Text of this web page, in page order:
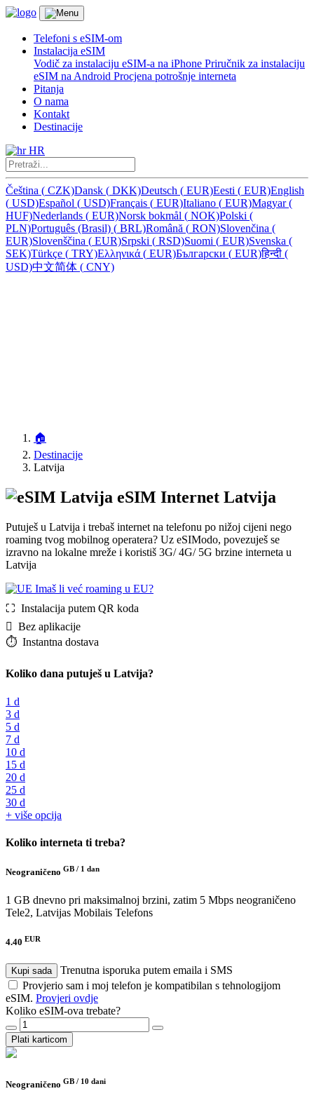
Telefoni s eSIM-om
Instalacija eSIM
Vodič za instalaciju eSIM-a na iPhone Priručnik za instalaciju
eSIM na Android Procjena potrošnje interneta
Pitanja
O nama
Kontakt
Destinacije
HR
Čeština ( CZK)Dansk ( DKK)Deutsch ( EUR)Eesti ( EUR)English
( USD)Español ( USD)Français ( EUR)Italiano ( EUR)Magyar(
HUF)Nederlands ( EUR)Norsk bokmål ( NOK)Polski (
PLN)Português (Brasil) ( BRL)Română ( RON)Slovenčina (
EUR)Slovenščina ( EUR)Srpski ( RSD)Suomi ( EUR)Svenska (
SEK)Türkçe ( TRY)Ελληνικά ( EUR)Български ( EUR)हिन्दी (
USD)中文简体 ( CNY)
🏠
Destinacije
Latvija
eSIM Internet Latvija
Putuješ u Latvija i trebaš internet na telefonu po nižoj cijeni nego
roaming tvog mobilnog operatera? Uz eSIModo, povezuješ se
izravno na lokalne mreže i koristiš 3G/ 4G/ 5G brzine interneta u
Latvija
Imaš li već roaming u EU?
⛶️️ Instalacija putem QR koda
️ Bez aplikacije
⏱️️ Instantna dostava
Koliko dana putuješ u Latvija?
1 d
3 d
5 d
7 d
10 d
15 d
20 d
25 d
30 d
+ više opcija
Koliko interneta ti treba?
Neograničeno GB / 1 dan
1 GB dnevno pri maksimalnoj brzini, zatim 5 Mbps neograničeno
Tele2, Latvijas Mobilais Telefons
4.40 EUR
Kupi sada
Trenutna isporuka putem emaila i SMS
Provjerio sam i moj telefon je kompatibilan s tehnologijom
eSIM. Provjeri ovdje
Koliko eSIM-ova trebate?
Plati karticom
Neograničeno GB / 10 dani